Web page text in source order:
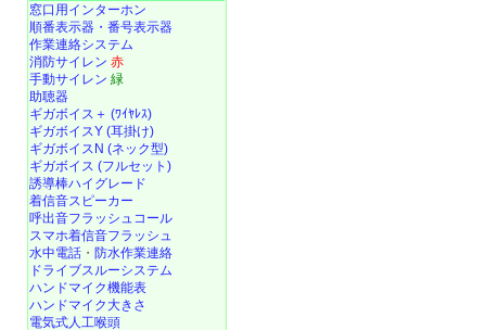
窓口用インターホン
順番表示器・番号表示器
作業連絡システム
消防サイレン 赤
手動サイレン 緑
助聴器
ギガボイス＋ (ﾜｲﾔﾚｽ)
ギガボイスY (耳掛け)
ギガボイスN (ネック型)
ギガボイス (フルセット)
誘導棒ハイグレード
着信音スピーカー
呼出音フラッシュコール
スマホ着信音フラッシュ
水中電話 ・ 防水作業連絡
ドライブスルーシステム
ハンドマイク機能表
ハンドマイク大きさ
電気式人工喉頭